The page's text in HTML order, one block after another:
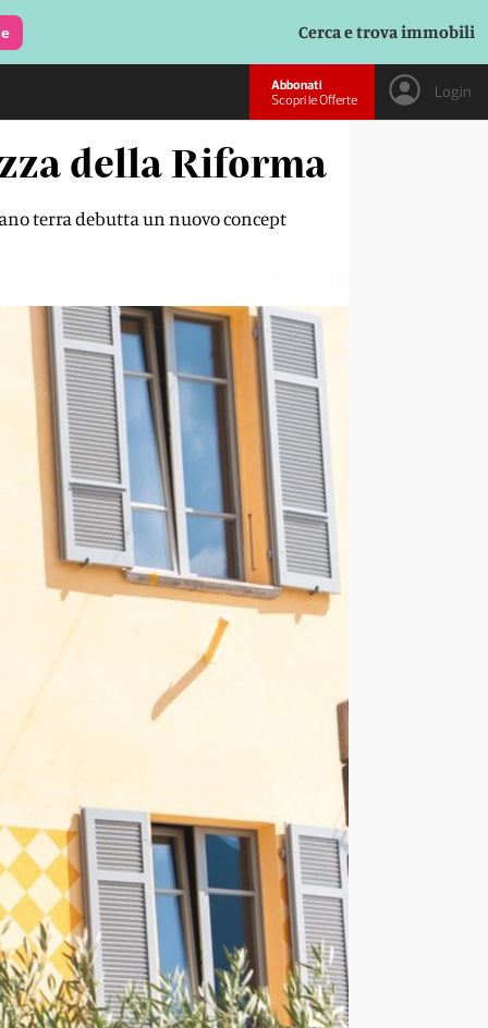
Cerca e trova immobili
Abbonati
Scopri le Offerte
Login
della Riforma
terra debutta un nuovo concept